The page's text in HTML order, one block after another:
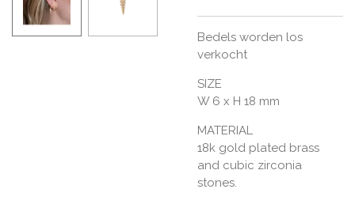
Bedels worden los
verkocht
SIZE
W 6 x H 18 mm
MATERIAL
18k gold plated brass
and cubic zirconia
stones.